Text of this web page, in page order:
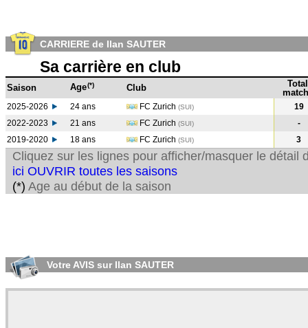
CARRIERE de Ilan SAUTER
Sa carrière en club
Saison Age(*) Club
Total
2025-2026 24 ans FC Zurich (SUI)
19
2022-2023
21 ans FC Zurich (SUI)
-
2019-2020
18 ans FC Zurich (SUI) 3
Cliquez sur les lignes pour afficher/masquer le détail
ici OUVRIR toutes les saisons
(*) Age au début de la saison
Votre AVIS sur Ilan SAUTER